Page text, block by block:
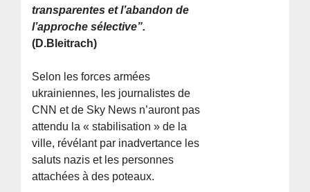
transparentes et l’abandon de
l’approche sélective”.
(D.Bleitrach)
Selon les forces armées
ukrainiennes, les journalistes de
CNN et de Sky News n’auront pas
attendu la « stabilisation » de la
ville, révélant par inadvertance les
saluts nazis et les personnes
attachées à des poteaux.